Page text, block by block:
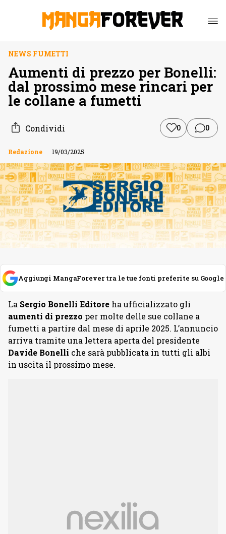
NEWS FUMETTI
Aumenti di prezzo per Bonelli:
dal prossimo mese rincari per
le collane a fumetti
Condividi 0 0
Redazione 19/03/2025
Aggiungi MangaForever tra le tue fonti preferite su Google
La Sergio Bonelli Editore ha ufficializzato gli
aumenti di prezzo per molte delle sue collane a
fumetti a partire dal mese di aprile 2025. L’annuncio
arriva tramite una lettera aperta del presidente
Davide Bonelli che sarà pubblicata in tutti gli albi
in uscita il prossimo mese.